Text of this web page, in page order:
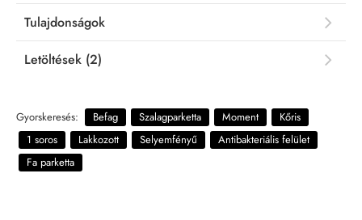
Tulajdonságok
Letöltések (2)
Gyorskeresés: Befag Szalagparketta Moment
Kőris
1 soros
Lakkozott Selyemfényű
Antibakteriális felület
Fa parketta